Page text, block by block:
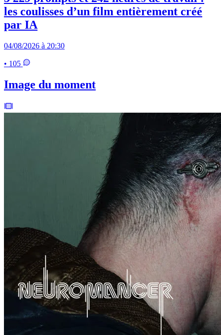
les coulisses d’un film entièrement créé
par IA
04/08/2026 à 20:30
• 105
Image du moment